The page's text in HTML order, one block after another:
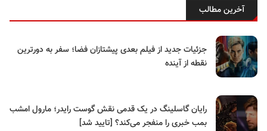
آخرین مطالب
جزئیات جدید از فیلم بعدی پیشتازان فضا؛ سفر به دورترین
نقطه از آینده
رایان گاسلینگ در یک قدمی نقش گوست رایدر؛ مارول امشب
بمب خبری را منفجر می‌کند؟ [تایید شد]